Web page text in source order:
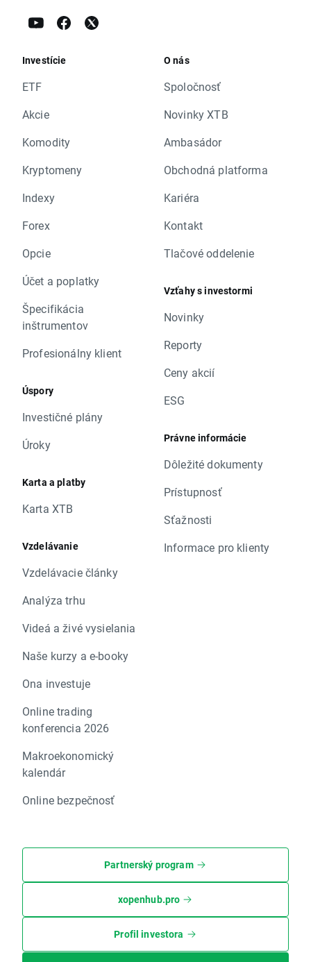
Investície
ETF
Akcie
Komodity
Kryptomeny
Indexy
Forex
Opcie
Účet a poplatky
Špecifikácia
inštrumentov
Profesionálny klient
Úspory
Investičné plány
Úroky
Karta a platby
Karta XTB
Vzdelávanie
Vzdelávacie články
Analýza trhu
Videá a živé vysielania
Naše kurzy a e-booky
Ona investuje
Online trading
konferencia 2026
Makroekonomický
kalendár
Online bezpečnosť
O nás
Spoločnosť
Novinky XTB
Ambasádor
Obchodná platforma
Kariéra
Kontakt
Tlačové oddelenie
Vzťahy s investormi
Novinky
Reporty
Ceny akcií
ESG
Právne informácie
Dôležité dokumenty
Prístupnosť
Sťažnosti
Informace pro klienty
Partnerský program
xopenhub.pro
Profil investora